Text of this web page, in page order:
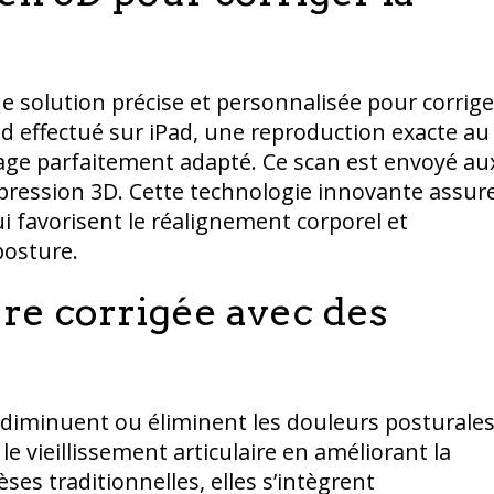
solution précise et personnalisée pour
effectué sur iPad, une reproduction exacte au
parfaitement adapté. Ce scan est envoyé
3D. Cette technologie innovante
favorisent le réalignement corporel et
corrigée avec des
ou éliminent les douleurs
vieillissement articulaire en améliorant la
traditionnelles, elles s’intègrent